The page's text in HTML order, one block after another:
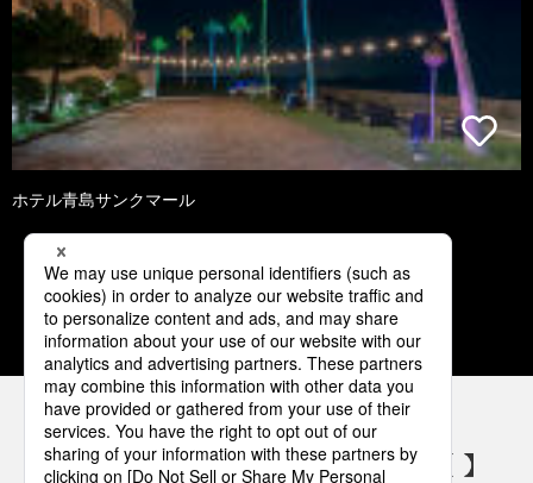
ホテル青島サンクマール
1 2 3 4 5
パナソニックの電気設備 SNSアカウント